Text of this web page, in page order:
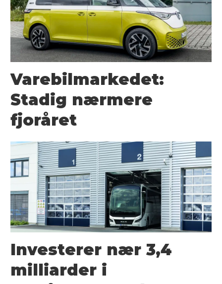
Varebilmarkedet:
Stadig nærmere
fjoråret
Investerer nær 3,4
milliarder i